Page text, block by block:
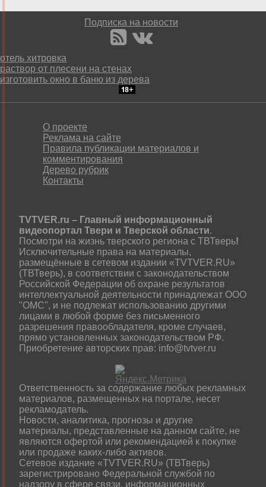
Подписка на новости
отель хитровка
раствор от плесени на стенах
изготовить окно в баню из дерева
О проекте
Реклама на сайте
Правила публикации материалов и
комментирования
Дерево рубрик
Контакты
TVTVER.ru – Главный информационный
видеопортал Твери и Тверской области.
Посмотри на жизнь тверского региона с ТВТверь!
Исключительные права на материалы,
размещённые в сетевом издании «TVTVER.RU»
(ТВТверь), в соответствии с законодательством
Российской Федерации об охране результатов
интеллектуальной деятельности принадлежат ООО
"ОМС", и не подлежат использованию другими
лицами в любой форме без письменного
разрешения правообладателя, кроме случаев,
прямо установленных законодательством РФ.
Приобретение авторских прав: info@tvtver.ru
Ответственность за содержание любых рекламных
материалов, размещенных на портале, несет
рекламодатель.
Новости, аналитика, прогнозы и другие
материалы, представленные на данном сайте, не
являются офертой или рекомендацией к покупке
или продаже каких-либо активов.
Сетевое издание «TVTVER.RU» (ТВТверь)
зарегистрировано Федеральной службой по
надзору в сфере связи, информационных